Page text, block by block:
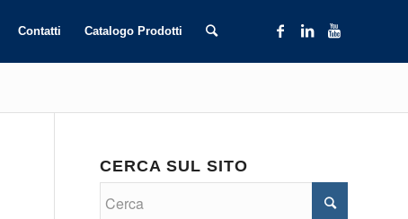
Contatti Catalogo Prodotti
CERCA SUL SITO